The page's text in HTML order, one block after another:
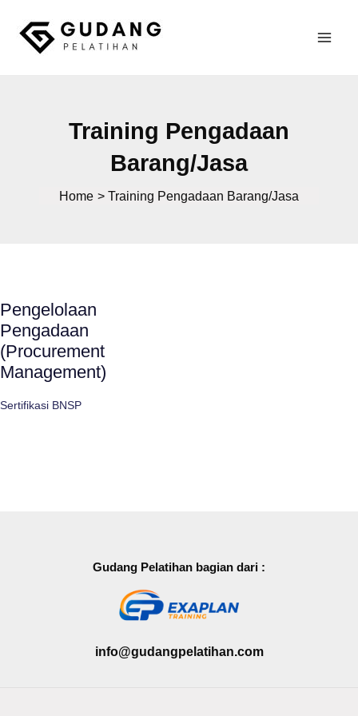
content
Training Pengadaan
Barang/Jasa
Home Training Pengadaan Barang/Jasa
Pengelolaan
Pengadaan
(Procurement
Management)
Sertifikasi BNSP
Gudang Pelatihan bagian dari :
info@gudangpelatihan.com